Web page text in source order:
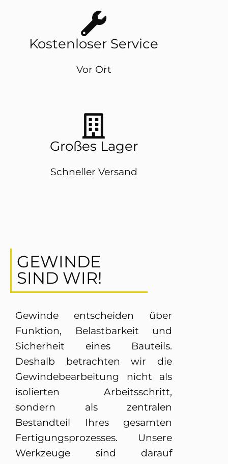
Kostenloser Service
Vor Ort
Großes Lager
Schneller Versand
GEWINDE
SIND WIR!
Gewinde entscheiden über
Funktion, Belastbarkeit und
Sicherheit eines Bauteils.
Deshalb betrachten wir die
Gewindebearbeitung nicht als
isolierten Arbeitsschritt,
sondern als zentralen
Bestandteil Ihres gesamten
Fertigungsprozesses. Unsere
Werkzeuge sind darauf